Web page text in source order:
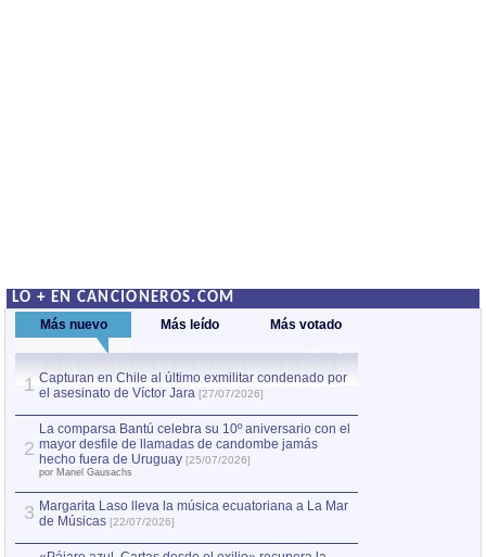
LO + EN CANCIONEROS.COM
Más nuevo Más leído Más votado
1 Capturan en Chile al último exmilitar condenado por
el asesinato de Víctor Jara [27/07/2026]
2
La comparsa Bantú celebra su 10º aniversario con el
mayor desfile de llamadas de candombe jamás
hecho fuera de Uruguay [25/07/2026]
por Manel Gausachs
3 Margarita Laso lleva la música ecuatoriana a La Mar
de Músicas [22/07/2026]